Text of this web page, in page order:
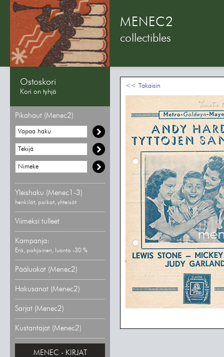
MENEC2
collectibles
Ostoskori
Kori on tyhjä
Pikahaut (Menec2)
Yleishaku (Menec1-3)
henkilöt, paikat, yhteisöt
Viimeksi tulleet
Kampanja:
Erä, pohjoinen, luonto -30 %
Pääluokat (Menec2)
Hakusanat (Menec2)
Sarjat (Menec2)
Kustantajat (Menec2)
MENEC - KIRJAT
<< Takaisin